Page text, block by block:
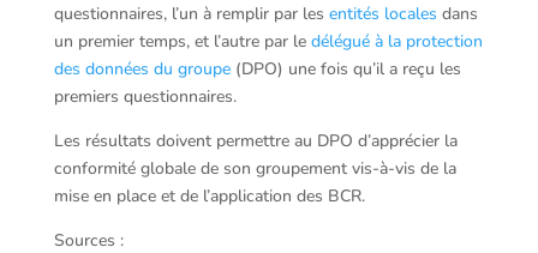
questionnaires, l’un à remplir par les entités locales dans
un premier temps, et l’autre par le délégué à la protection
des données du groupe(DPO) une fois qu’il a reçu les
premiers questionnaires.
Les résultats doivent permettre au DPO d’apprécier la
conformité globale de son groupement vis-à-vis de la
mise en place et de l’application des BCR.
Sources :